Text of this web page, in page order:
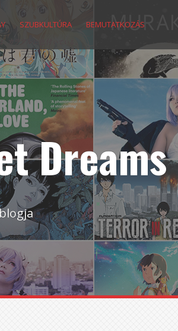
SZUBKULTÚRA BEMUTATKOZÁS
Dreams